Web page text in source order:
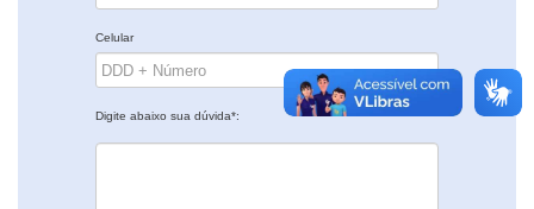
Celular
Digite abaixo sua dúvida*: